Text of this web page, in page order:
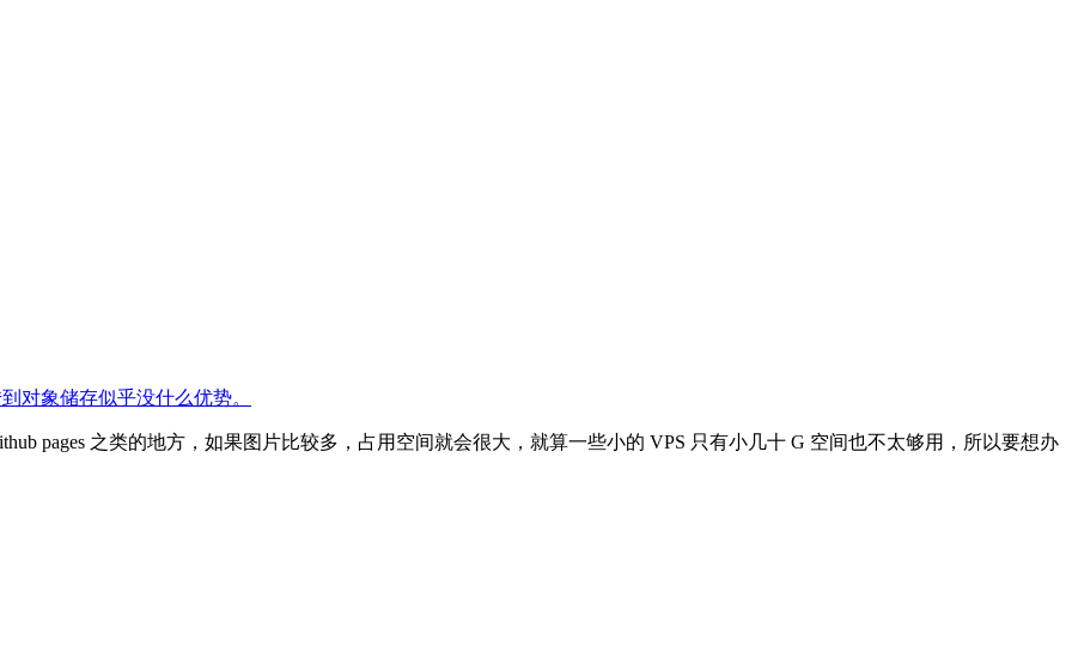
对象储存似乎没什么优势。
pages 之类的地方，如果图片比较多，占用空间就会很大，就算一些小的 VPS 只有小几十 G 空间也不太够用，所以要想办